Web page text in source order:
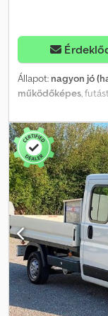
vezetőfülkében:
ülések a
vezetőfülkében:
csatlakozó a rak-/
Állapot: nagyon jó
működőképes ,
hajtástípus:
szélesség:2 050 mm
tengelyelrendezés:
üzemanyagtartály
tömeg:2 700 kg,
tulajdonosok száma:
egyszemélyes ágy,
stabilitásprogram
fedélzeti konyha,
ködlámpák,
légkondicionálás,
szervokormány,